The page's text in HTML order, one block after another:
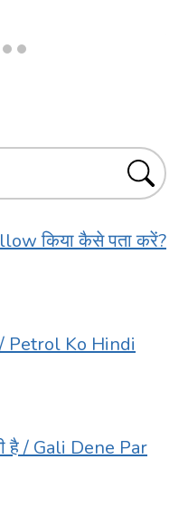
किया कैसे पता करें?
/ Petrol Ko Hindi
है / Gali Dene Par